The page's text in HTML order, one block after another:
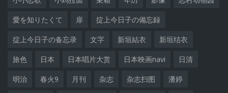
愛を知りたくて 扉 掟上今日子の備忘録
掟上今日子の备忘录 文字 新垣結衣 新垣结衣
旅色 日本 日本唱片大赏 日本映画navi 日清
明治 春火9 月刊 杂志 杂志扫图 潘婷